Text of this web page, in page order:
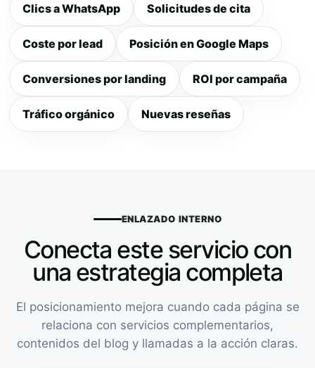
Clics a WhatsApp Solicitudes de cita
Coste por lead Posición en Google Maps
Conversiones por landing ROI por campaña
Tráfico orgánico Nuevas reseñas
ENLAZADO INTERNO
Conecta este servicio con
una estrategia completa
El posicionamiento mejora cuando cada página se
relaciona con servicios complementarios,
contenidos del blog y llamadas a la acción claras.